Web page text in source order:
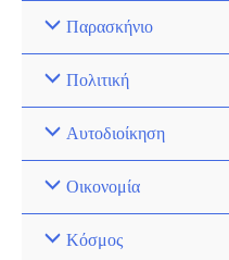
Παρασκήνιο
Πολιτική
Αυτοδιοίκηση
Οικονομία
Κόσμος